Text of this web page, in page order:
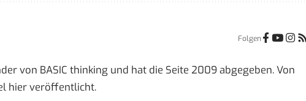
Folgen
von BASIC thinking und hat die Seite 2009 abgegeben. Von
hier veröffentlicht.